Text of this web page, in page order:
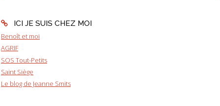
ICI JE SUIS CHEZ MOI
Benoît et moi
AGRIF
SOS Tout-Petits
Saint Siège
Le blog de Jeanne Smits